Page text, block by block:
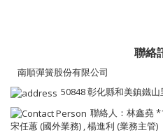
聯絡
南順彈簧股份有限公司
50848 彰化縣和美鎮鐵
聯絡人：林鑫堯
宋任蕙 (國外業務) , 楊進利 (業務主管)